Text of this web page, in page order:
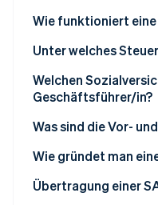
Stripe-
Erfahren
Jetzt
Aktienkapital der
Wie funktioniert eine
Der/die
Unter welches
Steuersystem der
Steuersystem für
Welchen
Geschäftsführer/in?
Was sind die Vor-
Wie gründet man
Einrichtungskosten
Übertragung einer